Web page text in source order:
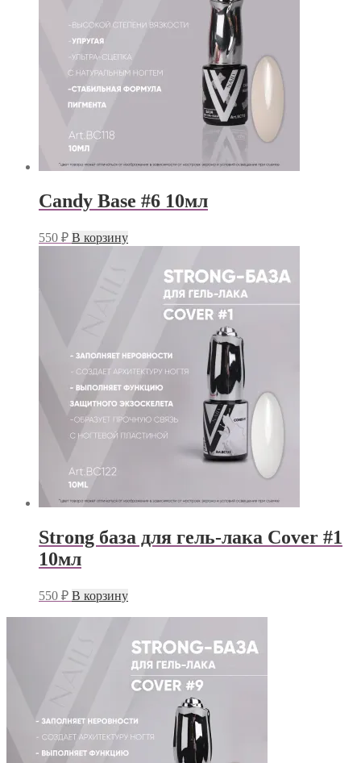
Candy Base #6 10мл
550 ₽ В корзину
Strong база для гель-лака Cover #1
10мл
550 ₽ В корзину